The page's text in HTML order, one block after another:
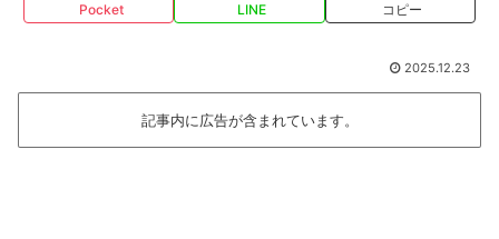
Pocket LINE コピー
2025.12.23
記事内に広告が含まれています。